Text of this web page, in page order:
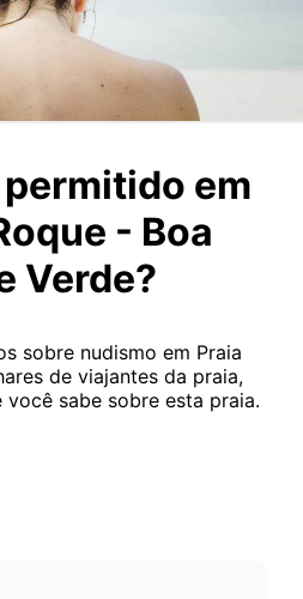
em
- Boa
Verde?
sobre nudismo em Praia
de viajantes da praia,
sabe sobre esta praia.